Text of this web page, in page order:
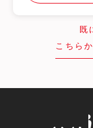
既
こちら